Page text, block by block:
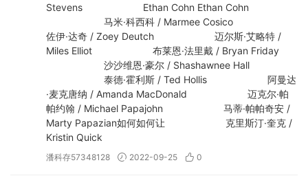
Stevens Ethan Cohn Ethan Cohn
马米·科西科 / Marmee Cosico
佐伊·达奇 / Zoey Deutch 迈尔斯·艾略特 /
Miles Elliot 布莱恩·法里戴 / Bryan Friday
沙沙维恩·豪尔 / Shashawnee Hall
泰德·霍利斯 / Ted Hollis 阿曼达
·麦克唐纳 / Amanda MacDonald 迈克尔·帕
帕约翰 / Michael Papajohn 马蒂·帕帕奇安 /
Marty Papazian如何如何让 克里斯汀·奎克 /
Kristin Quick
潘科存57348128 2022-09-25 0